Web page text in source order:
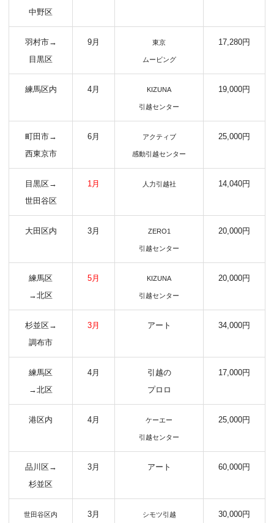
中野区
羽村市→
目黒区
9月 東京
ムービング
17,280円
練馬区内 4月 KIZUNA
引越センター
19,000円
町田市→
西東京市
6月 アクティブ
感動引越センター
25,000円
目黒区→
世田谷区
1月 人力引越社 14,040円
大田区内 3月 ZERO1
引越センター
20,000円
練馬区
→北区
5月 KIZUNA
引越センター
20,000円
杉並区→
調布市
3月 アート 34,000円
練馬区
→北区
4月
引越の
プロロ
17,000円
港区内 4月 ケーエー
引越センター
25,000円
品川区→
杉並区
3月 アート 60,000円
世田谷区内 3月 シモツ引越 30,000円